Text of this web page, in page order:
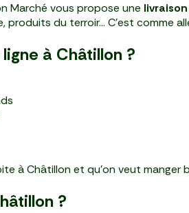
Marché vous propose une
du terroir… C’est comme
à Châtillon ?
à Châtillon et qu’on veut manger
?